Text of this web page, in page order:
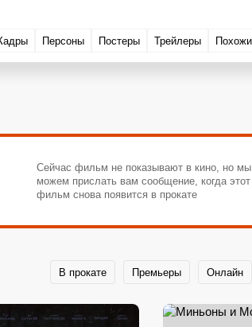
Персоны Постеры Трейлеры
Сейчас фильм не показывают в кино, но мы
можем прислать вам сообщение, когда этот
фильм снова появится в прокате
В прокате Премьеры Онлайн